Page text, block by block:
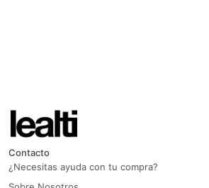
Contacto
¿Necesitas ayuda con tu compra?